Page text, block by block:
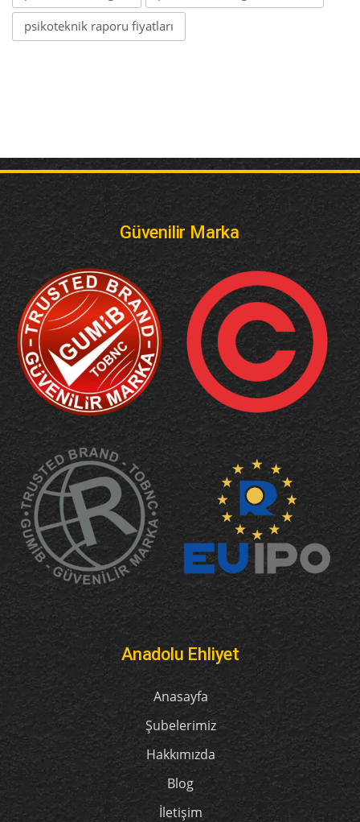
psikoteknik raporu fiyatları
Güvenilir Marka
Anadolu Ehliyet
Anasayfa
Şubelerimiz
Hakkımızda
Blog
İletişim